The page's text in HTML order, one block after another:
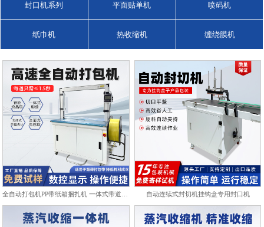
封口机系列 平面贴单机 喷码机
纸巾机 热收缩机 缠绕膜机
自动连续式封切机挂钩盒专用封口机